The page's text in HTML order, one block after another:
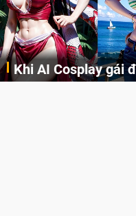
Khi AI Cosplay gái